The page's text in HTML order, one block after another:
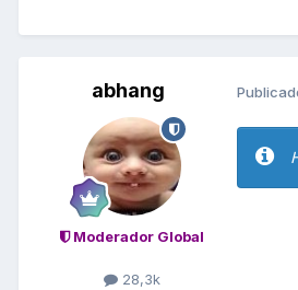
abhang
Moderador Global
28,3k